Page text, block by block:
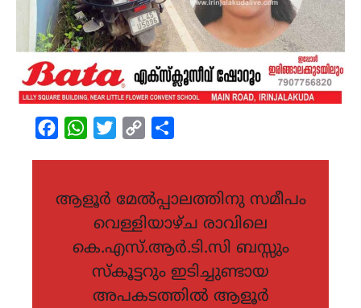
FacebookWhatsAppTwitterCopy
ആളൂർ മേൽപ്പാലത്തിനു സമീപം
വെള്ളിയാഴ്ച രാവിലെ
കെ.എസ്.ആർ.ടി.സി ബസ്സും
സ്കൂട്ടറും ഇടിച്ചുണ്ടായ
അപകടത്തിൽ ആളൂർ